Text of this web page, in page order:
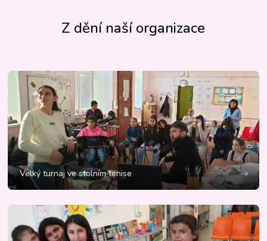
Z dění naší organizace
Velký turnaj ve stolním tenise